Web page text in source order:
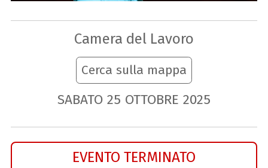
Camera del Lavoro
Cerca sulla mappa
SABATO 25 OTTOBRE 2025
EVENTO TERMINATO